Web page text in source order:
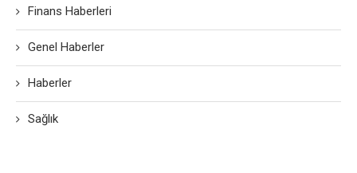
Finans Haberleri
Genel Haberler
Haberler
Sağlık